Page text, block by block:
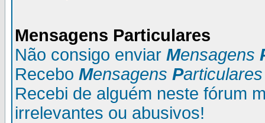
Mensagens Particulares
Não consigo enviar Mensagens
Recebo Mensagens Particulares
Recebi de alguém neste fórum
irrelevantes ou abusivos!